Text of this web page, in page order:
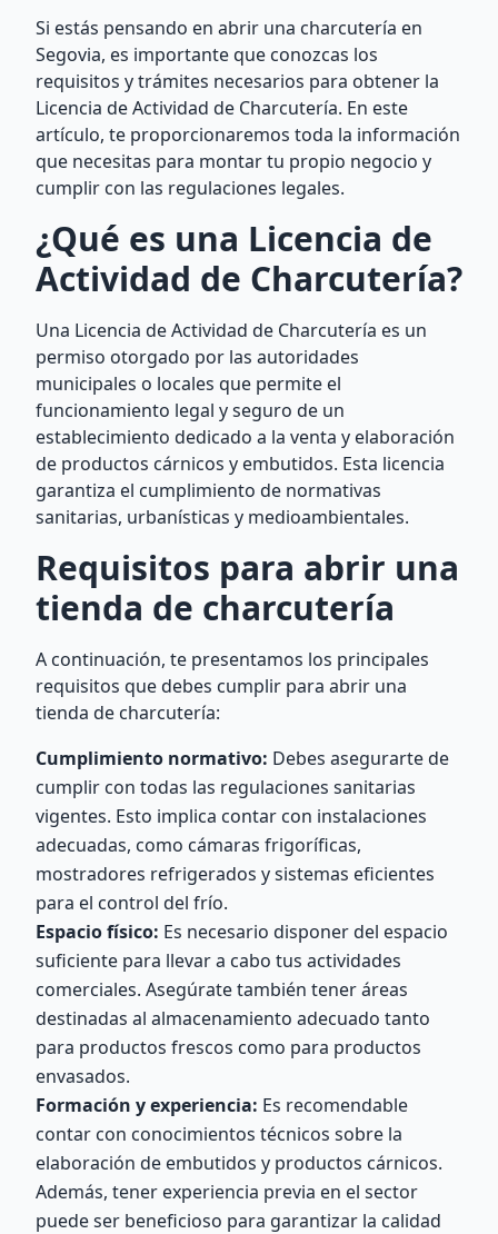
Si estás pensando en abrir una charcutería en
Segovia, es importante que conozcas los
requisitos y trámites necesarios para obtener la
Licencia de Actividad de Charcutería. En este
artículo, te proporcionaremos toda la información
que necesitas para montar tu propio negocio y
cumplir con las regulaciones legales.
¿Qué es una Licencia de
Actividad de Charcutería?
Una Licencia de Actividad de Charcutería es un
permiso otorgado por las autoridades
municipales o locales que permite el
funcionamiento legal y seguro de un
establecimiento dedicado a la venta y elaboración
de productos cárnicos y embutidos. Esta licencia
garantiza el cumplimiento de normativas
sanitarias, urbanísticas y medioambientales.
Requisitos para abrir una
tienda de charcutería
A continuación, te presentamos los principales
requisitos que debes cumplir para abrir una
tienda de charcutería:
Cumplimiento normativo: Debes asegurarte de
cumplir con todas las regulaciones sanitarias
vigentes. Esto implica contar con instalaciones
adecuadas, como cámaras frigoríficas,
mostradores refrigerados y sistemas eficientes
para el control del frío.
Espacio físico: Es necesario disponer del espacio
suficiente para llevar a cabo tus actividades
comerciales. Asegúrate también tener áreas
destinadas al almacenamiento adecuado tanto
para productos frescos como para productos
envasados.
Formación y experiencia: Es recomendable
contar con conocimientos técnicos sobre la
elaboración de embutidos y productos cárnicos.
Además, tener experiencia previa en el sector
puede ser beneficioso para garantizar la calidad